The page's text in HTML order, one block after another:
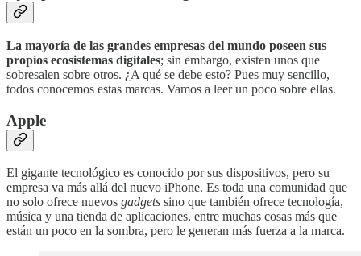
La mayoría de las grandes empresas del mundo poseen sus
propios ecosistemas digitales; sin embargo, existen unos que
sobresalen sobre otros. ¿A qué se debe esto? Pues muy sencillo,
todos conocemos estas marcas. Vamos a leer un poco sobre ellas.
Apple
El gigante tecnológico es conocido por sus dispositivos, pero su
empresa va más allá del nuevo iPhone. Es toda una comunidad que
no solo ofrece nuevos gadgets sino que también ofrece tecnología,
música y una tienda de aplicaciones, entre muchas cosas más que
están un poco en la sombra, pero le generan más fuerza a la marca.